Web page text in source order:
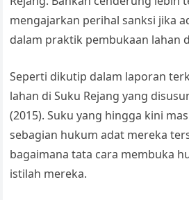
mengajarkan perihal sanksi jika
dalam praktik pembukaan lahan
Seperti dikutip dalam laporan
lahan di Suku Rejang yang
(2015). Suku yang hingga kini
sebagian hukum adat mereka
bagaimana tata cara membuka
istilah mereka.